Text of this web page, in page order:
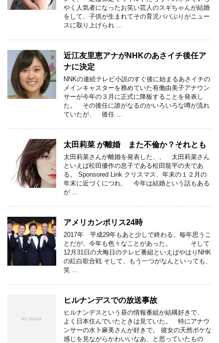
やく人気者になったお笑い芸人のスギちゃんが結婚
をして、子供が生まれてその育児パパぶりがニュー
スに取り上げられ …
近江友里恵アナがNHKのあさイチ後任ア
ナに決定
NNKの連続テレビ小説のすぐ後に始まるあさイチの
メインキャスターを務めていた有働由美子アナウン
サーが今年の３月に正式に降板することを発表し
た。 その後任に誰がなるのかいろいろな噂が流れ
ていたが、 後任 …
太田莉菜 が離婚 また不倫か？それとも
太田莉菜さんが離婚を発表した、、 太田莉菜さん
といえば松田優作の息子である松田龍平の夫であ
る。 Sponsored Link クリスマス、年末の１２月の
年末に近づくにつれ、 今年は結婚という話もある
が …
アメリカンポリス24時
2017年 平成29年もあと少しで終わる、毎年思うこ
とだが、今年も色々なことがあった。 そして
12月31日の大晦日のテレビ番組といえばやはりNHK
の紅白歌合戦 そして、もう一つがなんといっても、
笑 …
ヒルナンデスでの放送事故
ヒルナンデスという昼の情報番組が結構好きで、
よく日本住んでいたときは見ていた。 特にアナウ
ンサーの水卜麻美さんが好きで。 彼女の天然ボケな
感じを見ながらかわいいなあ、と思っていたもの